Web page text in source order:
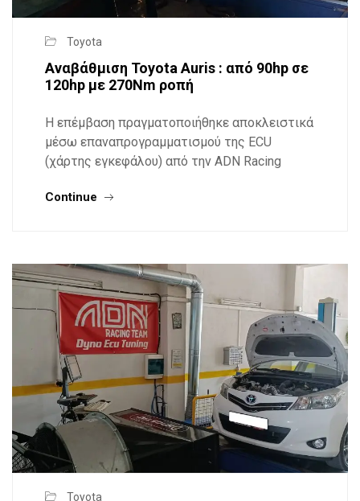
Toyota
Αναβάθμιση Toyota Auris : από 90hp σε
120hp με 270Nm ροπή
Η επέμβαση πραγματοποιήθηκε αποκλειστικά
μέσω επαναπρογραμματισμού της ECU
(χάρτης εγκεφάλου) από την ADN Racing
Continue
Toyota